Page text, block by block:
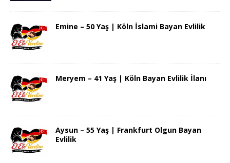
Emine – 50 Yaş | Köln İslami Bayan Evlilik
Meryem – 41 Yaş | Köln Bayan Evlilik İlanı
Aysun – 55 Yaş | Frankfurt Olgun Bayan
Evlilik